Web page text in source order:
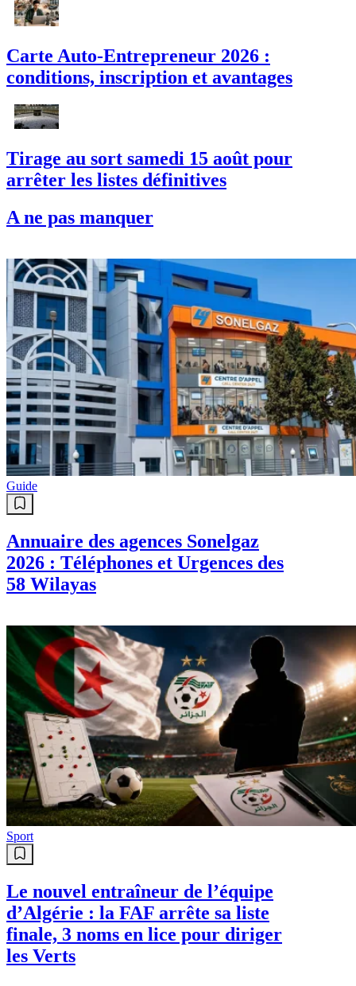
Carte Auto-Entrepreneur 2026 :
conditions, inscription et avantages
Tirage au sort samedi 15 août pour
arrêter les listes définitives
A ne pas manquer
Guide
Annuaire des agences Sonelgaz
2026 : Téléphones et Urgences des
58 Wilayas
Sport
Le nouvel entraîneur de l’équipe
d’Algérie : la FAF arrête sa liste
finale, 3 noms en lice pour diriger
les Verts